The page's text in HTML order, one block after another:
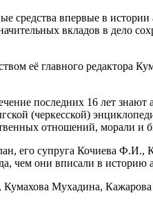
впервые в истории
вкладов в дело
её главного редактора
последних 16 лет
(черкесской)
отношений, морали и
супруга Кочиева Ф.И.,
чем они вписали в
Мухадина,